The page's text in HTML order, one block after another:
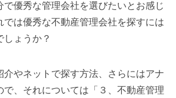
で優秀な管理会社を選びたいとお感じ
では優秀な不動産管理会社を探すには
しょうか？
介やネットで探す方法、さらにはアナ
で、それについては「３、不動産管理